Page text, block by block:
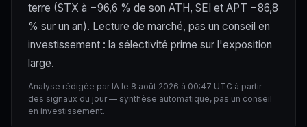
terre (STX à −96,6 % de son ATH, SEI et APT −86,8
% sur un an). Lecture de marché, pas un conseil en
investissement : la sélectivité prime sur l'exposition
large.
Analyse rédigée par IA le 8 août 2026 à 00:47 UTC à partir
des signaux du jour — synthèse automatique, pas un conseil
en investissement.